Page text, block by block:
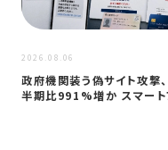
2026.08.06
政府機関装う偽サイト攻撃
半期比991%増か スマート